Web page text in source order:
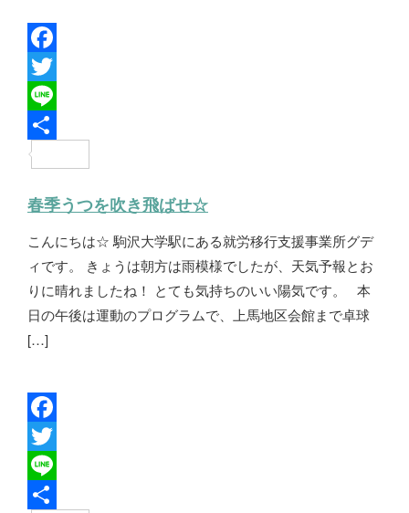
F
a
c
e
o
o
k
T
w
i
t
e
r
L
i
e
春季うつを吹き飛ばせ☆
こんにちは☆ 駒沢大学駅にある就労移行支援事業所グデ
ィです。 きょうは朝方は雨模様でしたが、天気予報とお
りに晴れましたね！ とても気持ちのいい陽気です。 本
日の午後は運動のプログラムで、上馬地区会館まで卓球
[…]
F
a
c
T
w
L